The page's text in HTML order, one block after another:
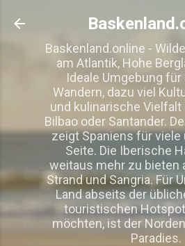
Direkt zum
Baskenland.online -
am Atlantik, Hohe
Ideale Umgebung für
Wandern, dazu viel
und kulinarische Vielfalt
Bilbao oder Santander.
zeigt Spaniens für viele
Seite. Die Iberische
weitaus mehr zu bieten
Strand und Sangria. Für
Land abseits der
touristischen
möchten, ist der
Paradies.